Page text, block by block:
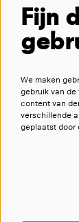
Deze site wordt
Fijn
We maken
gebruik van de
content van
verschillende
geplaatst door